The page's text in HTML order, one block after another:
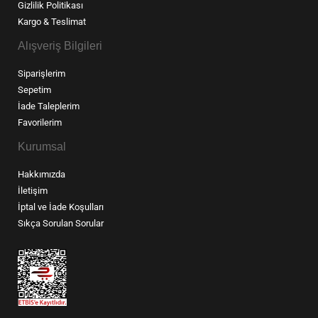
Gizlilik Politikası
Kargo & Teslimat
Alışveriş Bilgileri
Siparişlerim
Sepetim
İade Taleplerim
Favorilerim
Kurumsal
Hakkımızda
İletişim
İptal ve İade Koşulları
Sıkça Sorulan Sorular